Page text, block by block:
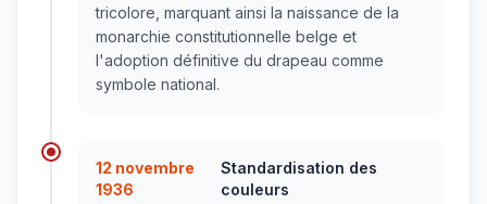
tricolore, marquant ainsi la naissance de la
monarchie constitutionnelle belge et
l'adoption définitive du drapeau comme
symbole national.
12 novembre
1936
Standardisation des
couleurs